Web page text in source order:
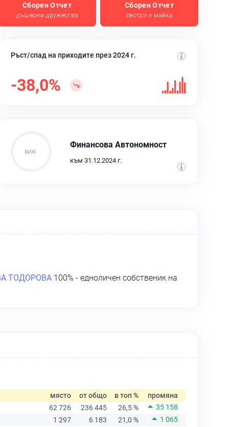
Сборен Отчет
дъщерни дружества
Сборен Отчет
сестри и майка
Ръст/спад на приходите през 2024 г.
-38,0%
Финансова Автономност
към 31.12.2024 г.
ТОДОРОВА 100% - едноличен собственик на
място от общо в топ %
промяна
62 726
236 445 26,5 %
35 158
1 297
6 183 21,0 %
1 065